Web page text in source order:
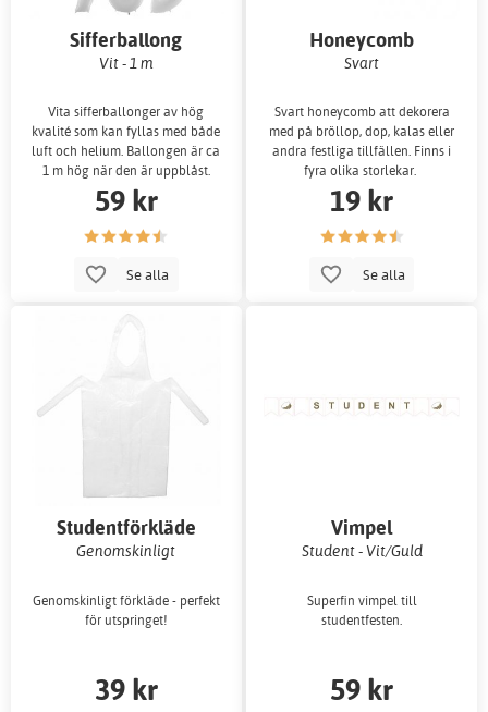
Sifferballong
Vit - 1 m
Vita sifferballonger av hög
kvalité som kan fyllas med både
luft och helium. Ballongen är ca
1 m hög när den är uppblåst.
59 kr
Se alla
Honeycomb
Svart
Svart honeycomb att dekorera
med på bröllop, dop, kalas eller
andra festliga tillfällen. Finns i
fyra olika storlekar.
19 kr
Se alla
Studentförkläde
Genomskinligt
Genomskinligt förkläde - perfekt
för utspringet!
39 kr
Vimpel
Student - Vit/Guld
Superfin vimpel till
studentfesten.
59 kr